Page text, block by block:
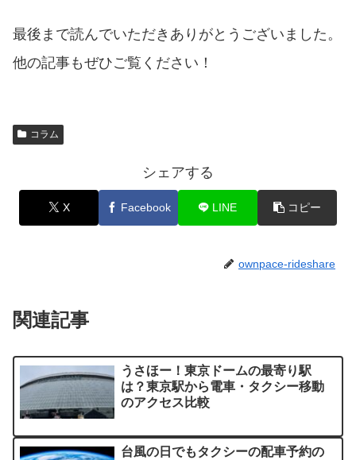
最後まで読んでいただきありがとうございました。
他の記事もぜひご覧ください！
コラム
シェアする
X Facebook LINE コピー
ownpace-rideshare
関連記事
うさほー！東京ドームの最寄り駅
は？東京駅から電車・タクシー移動
のアクセス比較
台風の日でもタクシーの配車予約の